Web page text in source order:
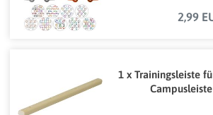
2,99
1 x Trainingsleiste